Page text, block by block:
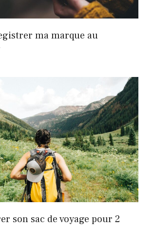
ma marque au
son sac de voyage pour 2